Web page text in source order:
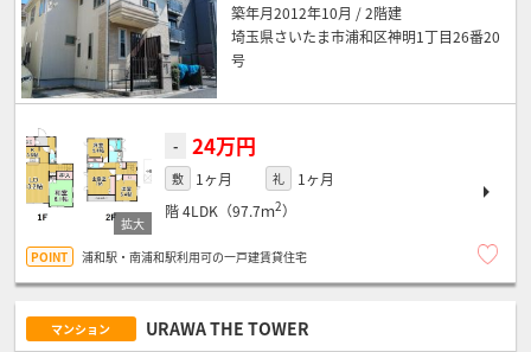
築年月2012年10月 / 2階建
埼玉県さいたま市浦和区神明1丁目26番20
号
- 24万円
敷 1ヶ月 礼
1ヶ月
階4LDK（97.7ｍ2）
浦和駅・南浦和駅利用可の一戸建賃貸住宅
マンション URAWA THE TOWER